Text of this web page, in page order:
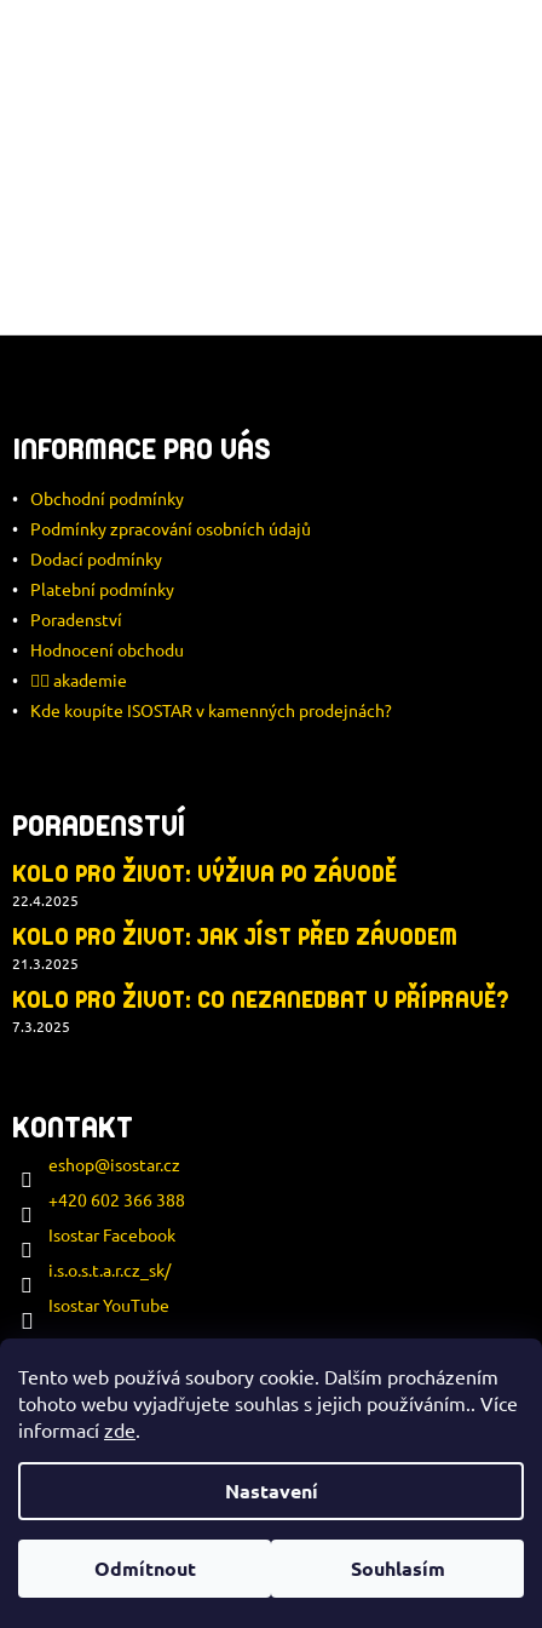
Tento web používá soubory cookie. Dalším procházením
tohoto webu vyjadřujete souhlas s jejich používáním.. Více
informací zde.
Nastavení
Odmítnout Souhlasím
U
P
A
T
INFORMACE PRO VÁS
Obchodní podmínky
Podmínky zpracování osobních údajů
Dodací podmínky
Platební podmínky
Poradenství
Hodnocení obchodu
🚴‍♂️ akademie
Kde koupíte ISOSTAR v kamenných prodejnách?
PORADENSTVÍ
KOLO PRO ŽIVOT: VÝŽIVA PO ZÁVODĚ
22.4.2025
KOLO PRO ŽIVOT: JAK JÍST PŘED ZÁVODEM
21.3.2025
KOLO PRO ŽIVOT: CO NEZANEDBAT V PŘÍPRAVĚ?
7.3.2025
KONTAKT
eshop@isostar.cz
+420 602 366 388
Isostar Facebook
i.s.o.s.t.a.r.cz_sk/
Isostar YouTube
ESATRADE S.R.O.
IČ: 27109470
DIČ: CZ27109470